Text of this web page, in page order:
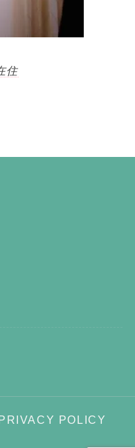
住
PRIVACY POLICY